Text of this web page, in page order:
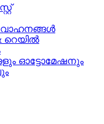
വാഹനങ്ങൾ
റെയിൽ
ഓട്ടോമേഷനും